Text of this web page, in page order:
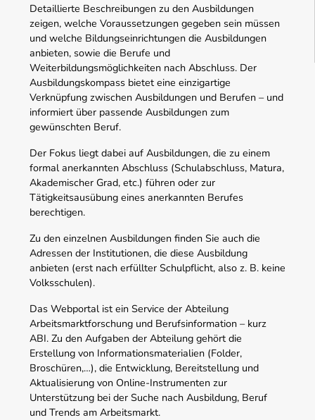
Detaillierte Beschreibungen zu den Ausbildungen
zeigen, welche Voraussetzungen gegeben sein müssen
und welche Bildungseinrichtungen die Ausbildungen
anbieten, sowie die Berufe und
Weiterbildungsmöglichkeiten nach Abschluss. Der
Ausbildungskompass bietet eine einzigartige
Verknüpfung zwischen Ausbildungen und Berufen – und
informiert über passende Ausbildungen zum
gewünschten Beruf.
Der Fokus liegt dabei auf Ausbildungen, die zu einem
formal anerkannten Abschluss (Schulabschluss, Matura,
Akademischer Grad, etc.) führen oder zur
Tätigkeitsausübung eines anerkannten Berufes
berechtigen.
Zu den einzelnen Ausbildungen finden Sie auch die
Adressen der Institutionen, die diese Ausbildung
anbieten (erst nach erfüllter Schulpflicht, also z. B. keine
Volksschulen).
Das Webportal ist ein Service der Abteilung
Arbeitsmarktforschung und Berufsinformation – kurz
ABI. Zu den Aufgaben der Abteilung gehört die
Erstellung von Informationsmaterialien (Folder,
Broschüren,…), die Entwicklung, Bereitstellung und
Aktualisierung von Online-Instrumenten zur
Unterstützung bei der Suche nach Ausbildung, Beruf
und Trends am Arbeitsmarkt.